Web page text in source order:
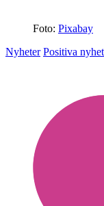
Foto: Pixabay
Nyheter Positiva